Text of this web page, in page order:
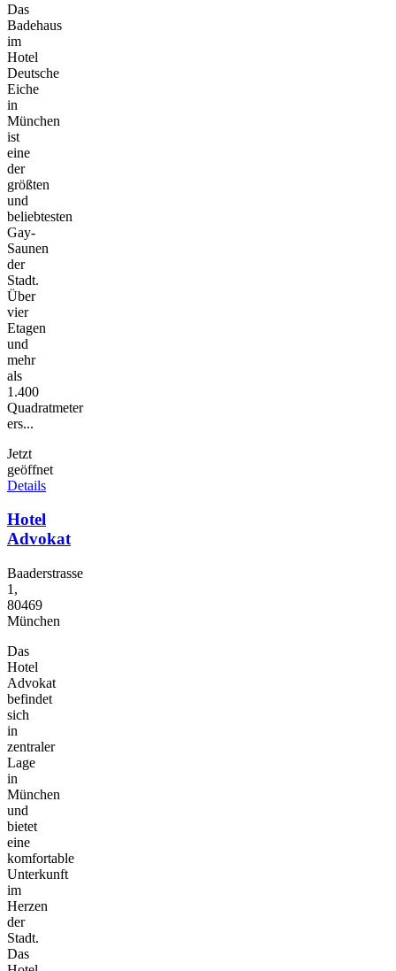
Das
Badehaus
im
Hotel
Deutsche
Eiche
in
München
ist
eine
der
größten
und
beliebtesten
Gay-
Saunen
der
Stadt.
Über
vier
Etagen
und
mehr
als
1.400
Quadratmeter
ers...
Jetzt
geöffnet
Details
Hotel
Advokat
Baaderstrasse
1,
80469
München
Das
Hotel
Advokat
befindet
sich
in
zentraler
Lage
in
München
und
bietet
eine
komfortable
Unterkunft
im
Herzen
der
Stadt.
Das